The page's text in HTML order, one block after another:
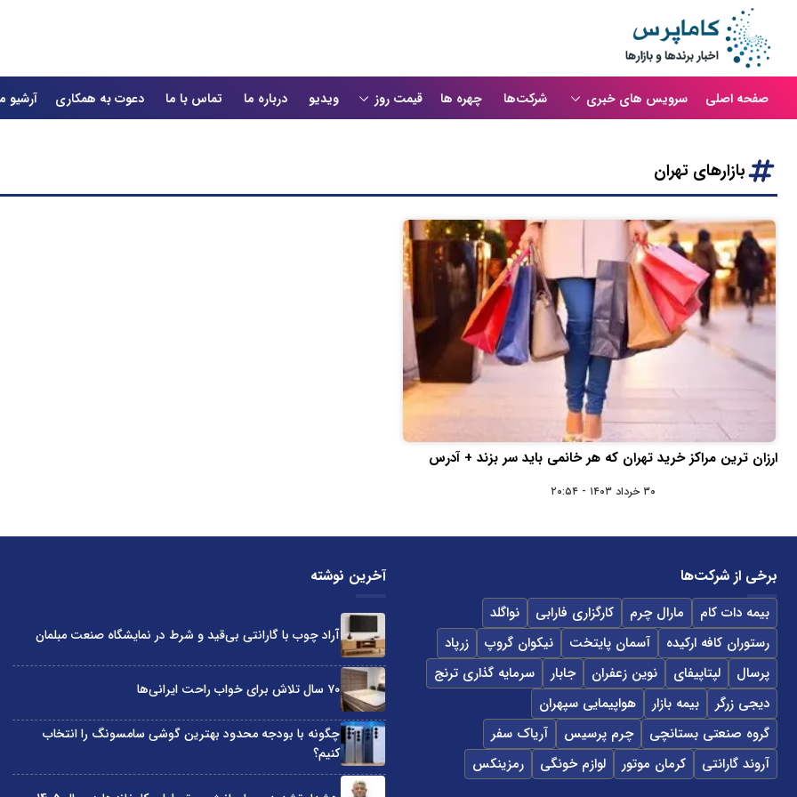
صفحه اصلی سرویس های خبری شرکت‌ها چهره ها قیمت روز ویدیو درباره ما تماس با ما دعوت به همکاری آرشیو
بازارهای تهران
ارزان ترین مراکز خرید تهران که هر خانمی باید سر بزند + آدرس
۳۰ خرداد ۱۴۰۳ - ۲۰:۵۴
برخی از شرکت‌ها
بیمه دات کام مارال چرم کارگزاری فارابی
نواگلد
رستوران کافه ارکیده
آسمان پایتخت نیکوان گروپ
زرپاد
پرسال
لپتاپیفای نوین زعفران جابار
سرمایه گذاری ترنج
دیجی زرگر
بیمه بازار
هواپیمایی سپهران
گروه صنعتی بستانچی
چرم پرسیس
آریاک سفر
آروند گارانتی
کرمان موتور لوازم خونگی رمزینکس
آخرین نوشته
آراد چوب با گارانتی بی‌قید و شرط در نمایشگاه صنعت مبلمان
۷۰ سال تلاش برای خواب راحت ایرانی‌ها
چگونه با بودجه محدود بهترین گوشی سامسونگ را انتخاب
کنیم؟